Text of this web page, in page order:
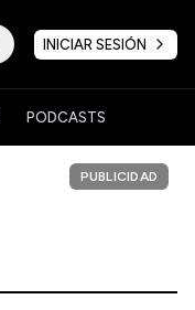
INICIAR SESIÓN
PODCASTS
PUBLICIDAD